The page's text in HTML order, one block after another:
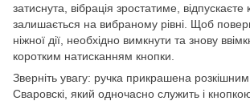
затиснута, вібрація зростатиме, відпускаєте
залишається на вибраному рівні. Щоб
ніжної дії, необхідно вимкнути та знову
коротким натисканням кнопки.
Зверніть увагу: ручка прикрашена
Сваровскі, який одночасно служить і